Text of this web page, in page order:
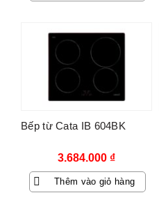
Bếp từ Cata IB 604BK
3.684.000 ₫
Thêm vào giỏ hàng